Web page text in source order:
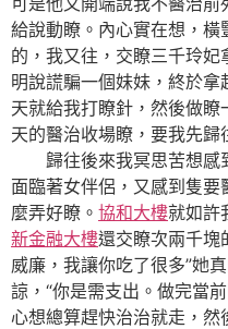
給說動瞭。內心實在想，橫
的，我又往，交瞭三千玲
明說謊騙一個妹妹，終於
天就給我打瞭針，然後做
天的醫治收場瞭，要我先歸
歸往後來我冥思苦想感
面臨著女伴侶，又感到隻要
麼弄好瞭。 協和大樓就如許
新金融大樓還交瞭次兩千塊
威廉，我讓你吃了很多”她
諒，“你是需支出。做完當
心想總算趕快治治就走，